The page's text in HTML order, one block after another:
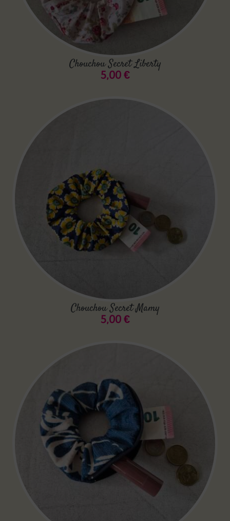
Chouchou Secret Liberty
5,00 €
Chouchou Secret Mamy
5,00 €